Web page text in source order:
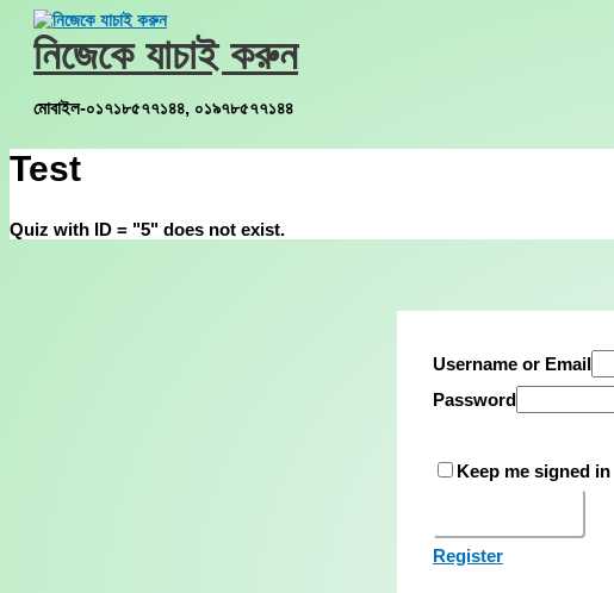
Skip
content
নিজেকে যাচাই করুন
মোবাইল-০১৭১৮৫৭৭১৪৪, ০১৯৭৮৫৭৭১৪৪
Test
Quiz with ID = "5" does not exist.
Username or Email
Password
Keep me signed in
Register